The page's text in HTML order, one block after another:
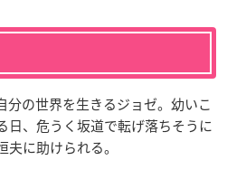
分の世界を生きるジョゼ。幼いこ
日、危うく坂道で転げ落ちそうに
に助けられる。